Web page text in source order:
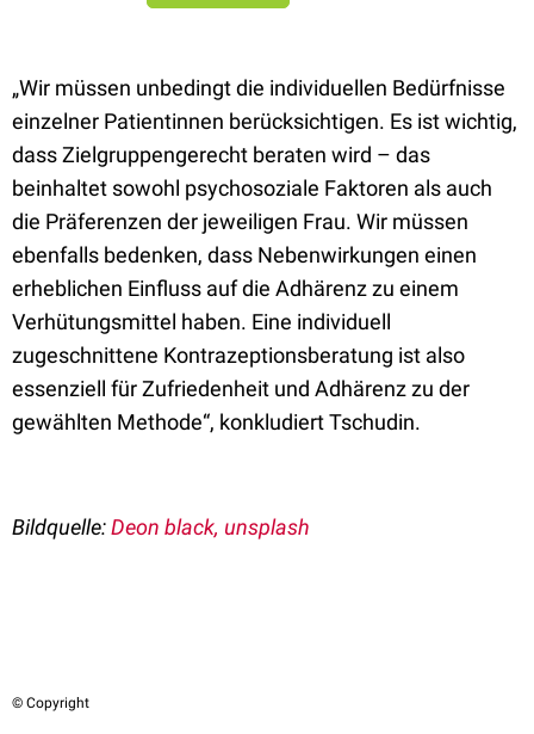
„Wir müssen unbedingt die individuellen Bedürfnisse
einzelner Patientinnen berücksichtigen. Es ist wichtig,
dass Zielgruppengerecht beraten wird – das
beinhaltet sowohl psychosoziale Faktoren als auch
die Präferenzen der jeweiligen Frau. Wir müssen
ebenfalls bedenken, dass Nebenwirkungen einen
erheblichen Einfluss auf die Adhärenz zu einem
Verhütungsmittel haben. Eine individuell
zugeschnittene Kontrazeptionsberatung ist also
essenziell für Zufriedenheit und Adhärenz zu der
gewählten Methode“, konkludiert Tschudin.
Bildquelle:Deon black, unsplash
© Copyright